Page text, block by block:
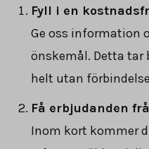
Fyll i en
Ge oss information
önskemål. Detta tar
helt utan
Få erbjudanden
Inom kort kommer